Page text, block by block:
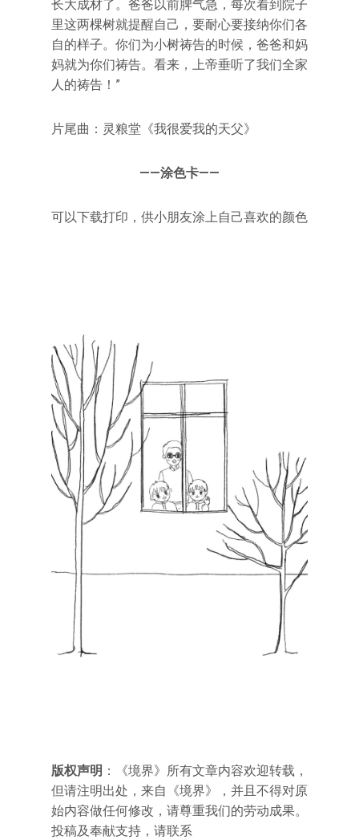
长大成材了。爸爸以前脾气急，每次看到院子
里这两棵树就提醒自己，要耐心要接纳你们各
自的样子。你们为小树祷告的时候，爸爸和妈
妈就为你们祷告。看来，上帝垂听了我们全家
人的祷告！”
片尾曲：灵粮堂《我很爱我的天父》
——涂色卡——
可以下载打印，供小朋友涂上自己喜欢的颜色
版权声明 ：《境界》所有文章内容欢迎转载，
但请注明出处，来自《境界》，并且不得对原
始内容做任何修改，请尊重我们的劳动成果。
投稿及奉献支持，请联系